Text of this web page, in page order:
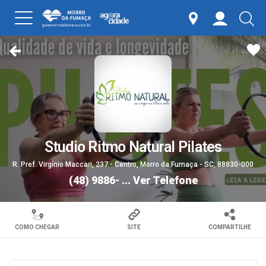
Studio Ritmo Natural Pilates
R. Pref. Virgínio Maccari, 237 - Centro, Morro da Fumaça - SC, 88830-000
(48) 9886- ... Ver Telefone
COMO CHEGAR SITE COMPARTILHE